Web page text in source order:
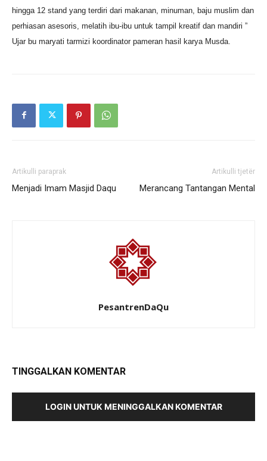
hingga 12 stand yang terdiri dari makanan, minuman, baju muslim dan
perhiasan asesoris, melatih ibu-ibu untuk tampil kreatif dan mandiri ”
Ujar bu maryati tarmizi koordinator pameran hasil karya Musda.
Artikulli paraprak
Menjadi Imam Masjid Daqu
Artikulli tjetër
Merancang Tantangan Mental
PesantrenDaQu
TINGGALKAN KOMENTAR
LOGIN UNTUK MENINGGALKAN KOMENTAR